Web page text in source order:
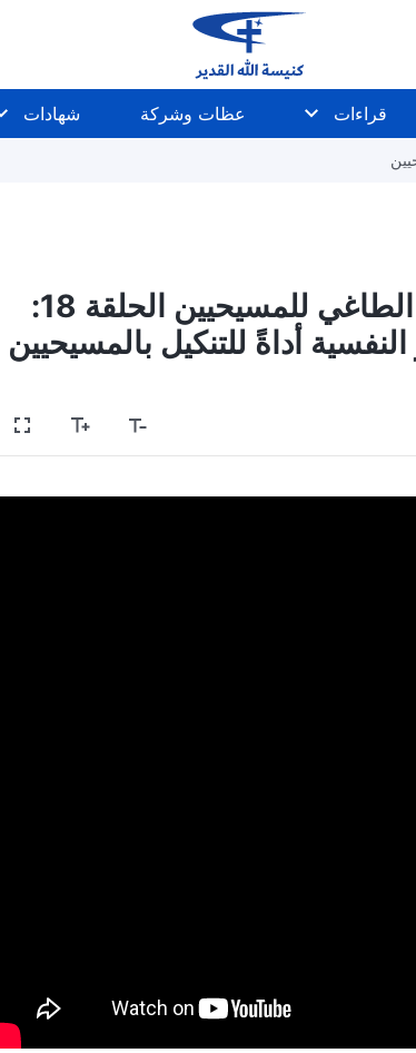
قراءات عظات وشركة شهادات
حقائق اضطهاد الحزب الشيوعي الصيني الطاغي للمسيحيين الحلقة 18:
أداةً للتنكيل بالمسيحيين